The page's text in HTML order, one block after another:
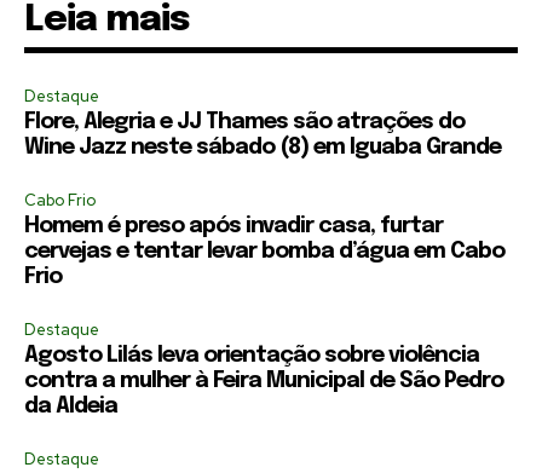
Leia mais
Destaque
Flore, Alegria e JJ Thames são atrações do
Wine Jazz neste sábado (8) em Iguaba Grande
Cabo Frio
Homem é preso após invadir casa, furtar
cervejas e tentar levar bomba d’água em Cabo
Frio
Destaque
Agosto Lilás leva orientação sobre violência
contra a mulher à Feira Municipal de São Pedro
da Aldeia
Destaque